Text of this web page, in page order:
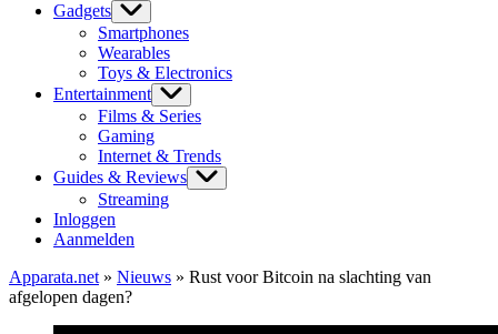
Gadgets
Smartphones
Wearables
Toys & Electronics
Entertainment
Films & Series
Gaming
Internet & Trends
Guides & Reviews
Streaming
Inloggen
Aanmelden
Apparata.net » Nieuws » Rust voor Bitcoin na slachting van
afgelopen dagen?